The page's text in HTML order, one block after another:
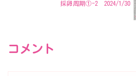
採卵周期①-2 2024/1/30
コメント